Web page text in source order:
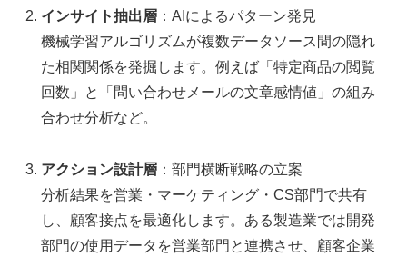
インサイト抽出層 ：AIによるパターン発見
機械学習アルゴリズムが複数データソース間の隠れ
た相関関係を発掘します。例えば「特定商品の閲覧
回数」と「問い合わせメールの文章感情値」の組み
合わせ分析など。
アクション設計層 ：部門横断戦略の立案
分析結果を営業・マーケティング・CS部門で共有
し、顧客接点を最適化します。ある製造業では開発
部門の使用データを営業部門と連携させ、顧客企業